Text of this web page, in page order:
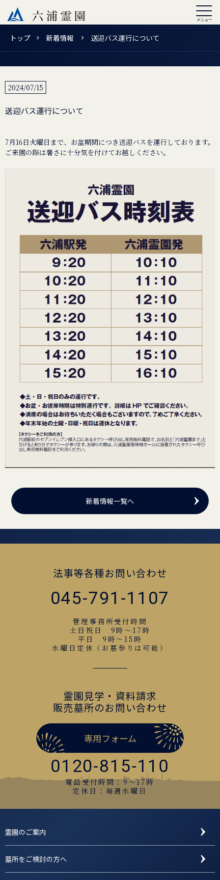
トップ 新着情報 送迎バス運行について
2024/07/15
送迎バス運行について
7月16日火曜日まで、お盆期間につき送迎バスを運行しております。
新着情報一覧へ
法事等各種お問い合わせ
045-791-1107
管理事務所受付時間
土日祝日 9時～17時
平日 9時～15時
水曜日定休（お墓参りは可能）
霊園見学・資料請求
販売墓所のお問い合わせ
専用フォーム
0120-815-110
電話受付時間：9〜17時
定休日：毎週水曜日
霊園のご案内
墓所をご検討の方へ